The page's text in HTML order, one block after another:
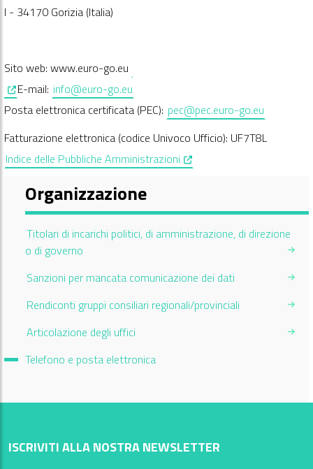
I - 34170 Gorizia (Italia)
Sito web: www.euro-go.eu
, opens in a new window
E-mail: info@euro-go.eu
Posta elettronica certificata (PEC): pec@pec.euro-go.eu
Fatturazione elettronica (codice Univoco Ufficio): UF7T8L
Indice delle Pubbliche Amministrazioni , opens in a new window
Organizzazione
Titolari di incarichi politici, di amministrazione, di direzione
o di governo
Sanzioni per mancata comunicazione dei dati
Rendiconti gruppi consiliari regionali/provinciali
Articolazione degli uffici
Telefono e posta elettronica
ISCRIVITI ALLA NOSTRA NEWSLETTER